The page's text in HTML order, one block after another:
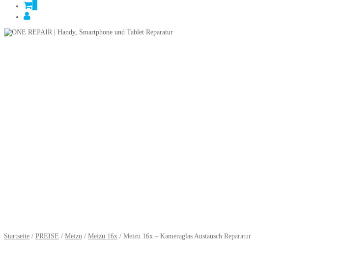
Startseite / PREISE / Meizu / Meizu 16x / Meizu 16x – Kameraglas Austausch Reparatur